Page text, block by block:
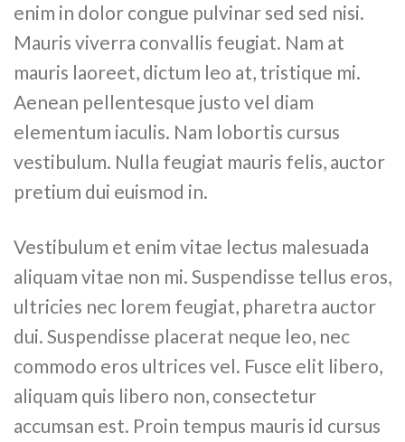
enim in dolor congue pulvinar sed sed nisi.
Mauris viverra convallis feugiat. Nam at
mauris laoreet, dictum leo at, tristique mi.
Aenean pellentesque justo vel diam
elementum iaculis. Nam lobortis cursus
vestibulum. Nulla feugiat mauris felis, auctor
pretium dui euismod in.
Vestibulum et enim vitae lectus malesuada
aliquam vitae non mi. Suspendisse tellus eros,
ultricies nec lorem feugiat, pharetra auctor
dui. Suspendisse placerat neque leo, nec
commodo eros ultrices vel. Fusce elit libero,
aliquam quis libero non, consectetur
accumsan est. Proin tempus mauris id cursus